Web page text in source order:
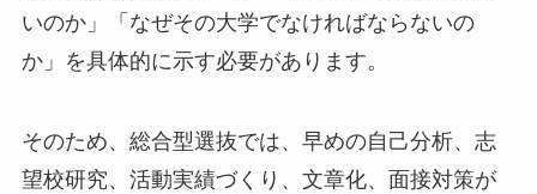
いのか」「なぜその大学でなければならないの
か」を具体的に示す必要があります。
そのため、総合型選抜では、早めの自己分析、志
望校研究、活動実績づくり、文章化、面接対策が